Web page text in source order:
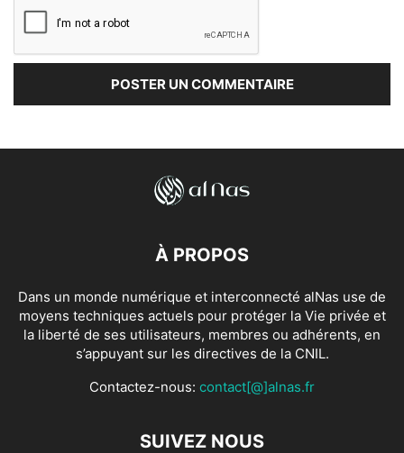
À PROPOS
Dans un monde numérique et interconnecté alNas use de
moyens techniques actuels pour protéger la Vie privée et
la liberté de ses utilisateurs, membres ou adhérents, en
s’appuyant sur les directives de la CNIL.
Contactez-nous: contact[@]alnas.fr
SUIVEZ NOUS